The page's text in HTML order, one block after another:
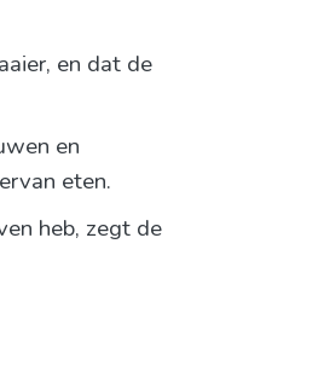
en dat de
en
eten.
heb, zegt de